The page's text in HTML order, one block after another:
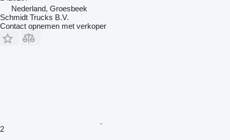
Nederland, Groesbeek
Schmidt Trucks B.V.
Contact opnemen met verkoper
2